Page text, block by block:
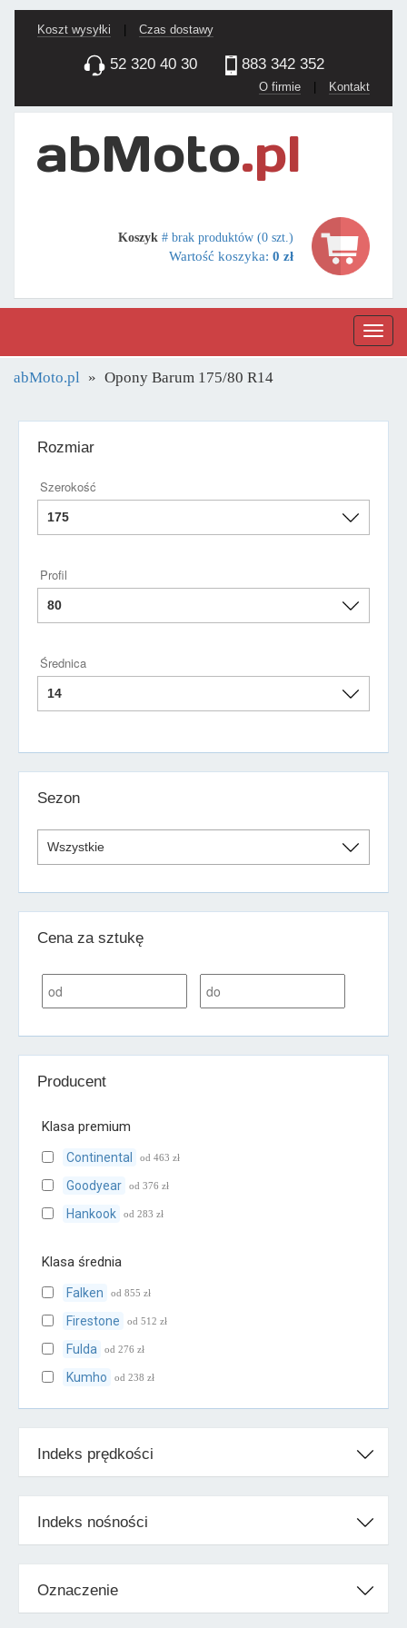
Koszt wysyłki Czas dostawy
52 320 40 30 883 342 352
O firmie | Kontakt
Koszyk # brak produktów (0 szt.)
Wartość koszyka: 0 zł
abMoto.pl Opony Barum 175/80 R14
Rozmiar
Szerokość
Profil
Średnica
Sezon
Cena za sztukę
Producent
Klasa premium
Continental od 463 zł
Goodyear od 376 zł
Hankook od 283 zł
Klasa średnia
Falken od 855 zł
Firestone od 512 zł
Fulda od 276 zł
Kumho od 238 zł
Toyo
Vredestein od 295 zł
Barum
Dębica
Kormoran
Indeks prędkości
Indeks nośności
Oznaczenie